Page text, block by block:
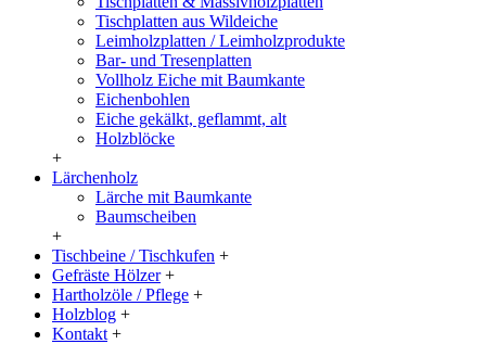
Tischplatten aus Wildeiche
Leimholzplatten / Leimholzprodukte
Bar- und Tresenplatten
Vollholz Eiche mit Baumkante
Eichenbohlen
Eiche gekälkt, geflammt, alt
Holzblöcke
+
Lärchenholz
Lärche mit Baumkante
Baumscheiben
+
Tischbeine / Tischkufen +
Gefräste Hölzer +
Hartholzöle / Pflege +
Holzblog +
Kontakt +